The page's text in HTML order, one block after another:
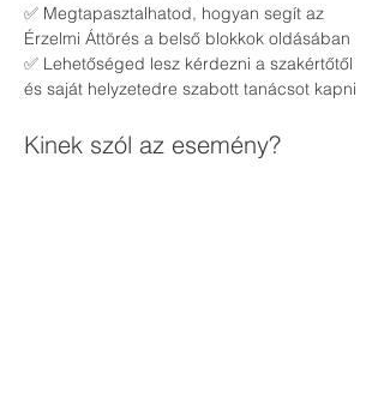
✅ Megtapasztalhatod, hogyan segít az
Érzelmi Áttörés a belső blokkok oldásában
✅ Lehetőséged lesz kérdezni a szakértőtől
és saját helyzetedre szabott tanácsot kapni
Kinek szól az esemény?